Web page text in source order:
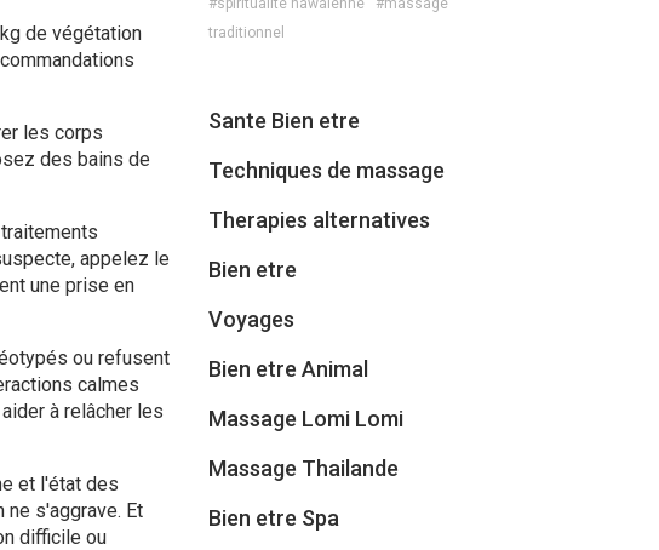
de végétation
les corps
des bains de
appelez le
une prise en
ou refusent
calmes
à relâcher les
et l'état des
s'aggrave. Et
difficile ou
#spiritualité hawaïenne
#massage
traditionnel
Sante Bien etre
Techniques de massage
Therapies alternatives
Bien etre
Voyages
Bien etre Animal
Massage Lomi Lomi
Massage Thailande
Bien etre Spa